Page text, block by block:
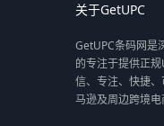
关于GetUPC
GetUPC条码网是
的专注于提供正
信、专注、快捷
马逊及周边跨境